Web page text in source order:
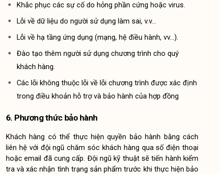
Khắc phục các sự cố do hỏng phần cứng hoặc virus.
Lỗi về dữ liệu do người sử dụng làm sai, v.v…
Lỗi về hạ tầng ứng dụng (mạng, hệ điều hành, vv…).
Đào tạo thêm người sử dụng chương trình cho quý
khách hàng.
Các lỗi không thuộc lỗi về lỗi chương trình được xác định
trong điều khoản hỗ trợ và bảo hành của hợp đồng
6. Phương thức bảo hành
Khách hàng có thể thực hiện quyền bảo hành bằng cách
liên hệ với đội ngũ chăm sóc khách hàng qua số điện thoại
hoặc email đã cung cấp. Đội ngũ kỹ thuật sẽ tiến hành kiểm
tra và xác nhận tình trạng sản phẩm trước khi thực hiện bảo